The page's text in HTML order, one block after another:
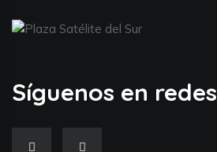
Síguenos en redes